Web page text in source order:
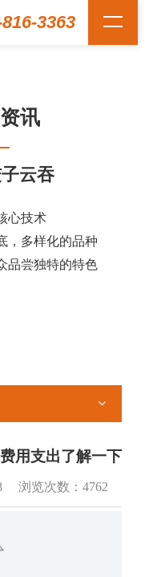
3363
讯
云吞
心技术
，多样化的品种
品尝独特的特色
用支出了解一下
浏览次数： 4762